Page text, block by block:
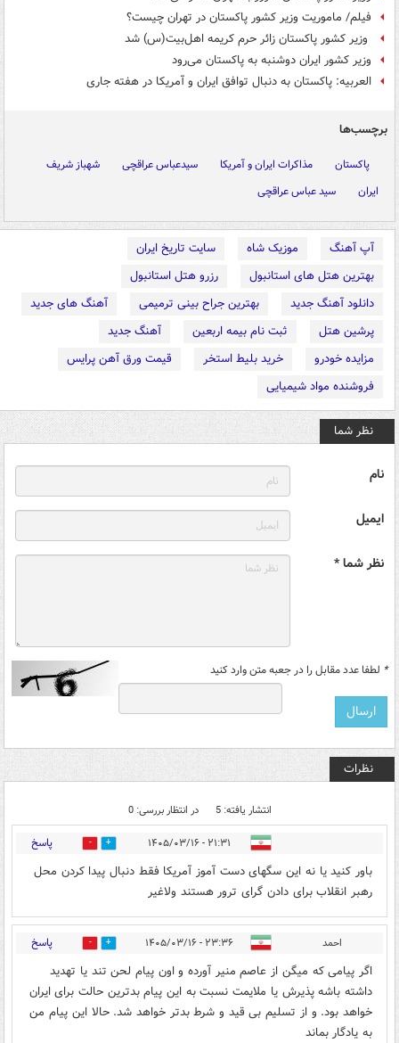
فیلم/ ماموریت وزیر کشور پاکستان در تهران چیست؟
وزیر کشور پاکستان زائر حرم کریمه اهل‌بیت(س) شد
وزیر کشور ایران دوشنبه به پاکستان می‌رود
العربیه: پاکستان به دنبال توافق ایران و آمریکا در هفته جاری
برچسب‌ها
پاکستان مذاکرات ایران و آمریکا سیدعباس عراقچی
شهباز شریف
ایران
سید عباس عراقچی
آپ آهنگ موزیک شاه
سایت تاریخ ایران
بهترین هتل های استانبول
رزرو هتل استانبول
دانلود آهنگ جدید
بهترین جراح بینی ترمیمی
آهنگ های جدید
پرشین هتل
ثبت نام بیمه اربعین
آهنگ جدید
مزایده خودرو
خرید بلیط استخر
قیمت ورق آهن پرایس
فروشنده مواد شیمیایی
نظر شما
نام
ایمیل
نظر شما *
* لطفا عدد مقابل را در جعبه متن وارد کنید
نظرات
انتشار یافته: 5 در انتظار بررسی: 0
۲۱:۳۱ - ۱۴۰۵/۰۳/۱۶ 0 پاسخ
باور کنید یا نه این سگهای دست آموز آمریکا فقط دنبال پیدا کردن محل
رهبر انقلاب برای دادن گرای ترور هستند ولاغیر
احمد ۲۳:۳۶ - ۱۴۰۵/۰۳/۱۶ 0 پاسخ
اگر پیامی که میگن از عاصم منیر آورده و اون پیام لحن تند یا تهدید
داشته باشه پذیرش یا ملایمت نسبت به این پیام بدترین حالت برای ایران
خواهد بود. و از تسلیم بی قید و شرط بدتر خواهد شد. حالا این پیام من
به یادگار بماند